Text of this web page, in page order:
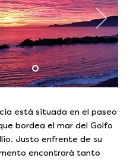
está situada en el paseo
bordea el mar del Golfo
Justo enfrente de su
encontrará tanto